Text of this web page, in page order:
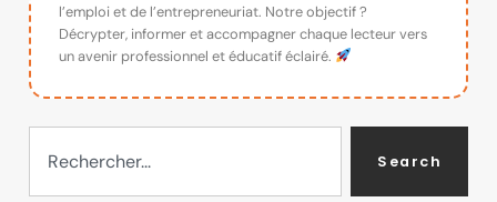
l’emploi et de l’entrepreneuriat. Notre objectif ?
Décrypter, informer et accompagner chaque lecteur vers
un avenir professionnel et éducatif éclairé.
Search